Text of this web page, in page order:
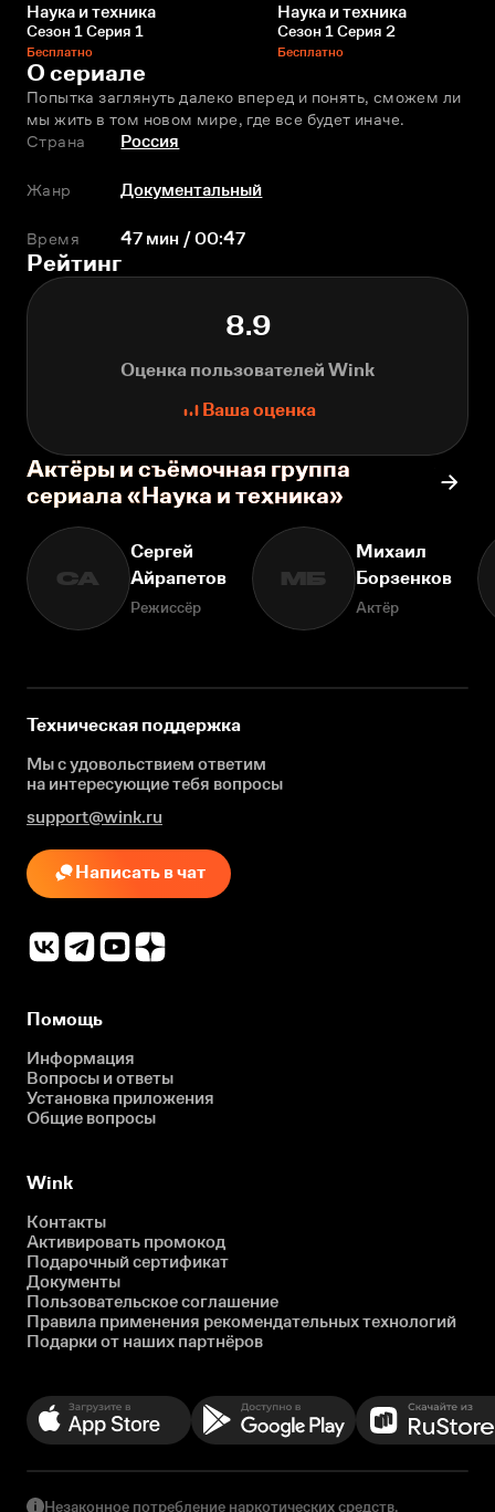
Наука и техника
Сезон 1 Серия 1
Бесплатно
Наука и техника
Сезон 1 Серия 2
Бесплатно
О сериале
Попытка заглянуть далеко вперед и понять, сможем ли
мы жить в том новом мире, где все будет иначе.
Страна
Россия
Жанр Документальный
Время 47 мин / 00:47
Рейтинг
8.9
Оценка пользователей Wink
Ваша оценка
Актёры и съёмочная группа
сериала «Наука и техника»
СА
Сергей
Айрапетов
Режиссёр
МБ
Михаил
Борзенков
Актёр
Техническая поддержка
Мы с удовольствием ответим
на интересующиетебя вопросы
support@wink.ru
Написать в чат
Помощь
Информация
Вопросы и ответы
Установка приложения
Общие вопросы
Wink
Контакты
Активировать промокод
Подарочный сертификат
Документы
Пользовательское соглашение
Правила применения рекомендательных технологий
Подарки от наших партнёров
Незаконное потребление наркотических средств,